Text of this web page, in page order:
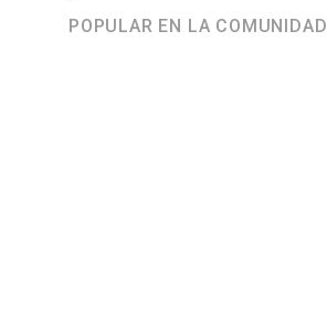
POPULAR EN LA COMUNIDAD